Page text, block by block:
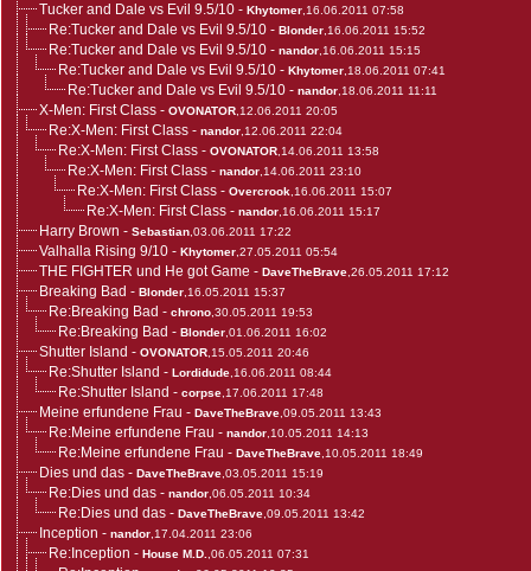
Tucker and Dale vs Evil 9.5/10 - Khytomer ,16.06.2011 07:58
Re:Tucker and Dale vs Evil 9.5/10 - Blonder ,16.06.2011 15:52
Re:Tucker and Dale vs Evil 9.5/10 - nandor ,16.06.2011 15:15
Re:Tucker and Dale vs Evil 9.5/10 - Khytomer ,18.06.2011 07:41
Re:Tucker and Dale vs Evil 9.5/10 - nandor ,18.06.2011 11:11
X-Men: First Class - OVONATOR ,12.06.2011 20:05
Re:X-Men: First Class - nandor ,12.06.2011 22:04
Re:X-Men: First Class - OVONATOR ,14.06.2011 13:58
Re:X-Men: First Class - nandor ,14.06.2011 23:10
Re:X-Men: First Class - Overcrook ,16.06.2011 15:07
Re:X-Men: First Class - nandor ,16.06.2011 15:17
Harry Brown - Sebastian ,03.06.2011 17:22
Valhalla Rising 9/10 - Khytomer ,27.05.2011 05:54
THE FIGHTER und He got Game - DaveTheBrave ,26.05.2011 17:12
Breaking Bad - Blonder ,16.05.2011 15:37
Re:Breaking Bad - chrono ,30.05.2011 19:53
Re:Breaking Bad - Blonder ,01.06.2011 16:02
Shutter Island - OVONATOR ,15.05.2011 20:46
Re:Shutter Island - Lordidude ,16.06.2011 08:44
Re:Shutter Island - corpse ,17.06.2011 17:48
Meine erfundene Frau - DaveTheBrave ,09.05.2011 13:43
Re:Meine erfundene Frau - nandor ,10.05.2011 14:13
Re:Meine erfundene Frau - DaveTheBrave ,10.05.2011 18:49
Dies und das - DaveTheBrave ,03.05.2011 15:19
Re:Dies und das - nandor ,06.05.2011 10:34
Re:Dies und das - DaveTheBrave ,09.05.2011 13:42
Inception - nandor ,17.04.2011 23:06
Re:Inception - House M.D. ,06.05.2011 07:31